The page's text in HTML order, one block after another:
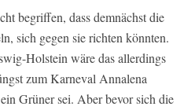
begriffen, dass demnächst die
sich gegen sie richten könnten.
Holstein wäre das allerdings
zum Karneval Annalena
Grüner sei. Aber bevor sich die